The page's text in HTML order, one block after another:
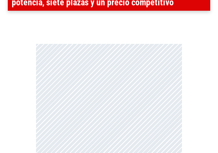
potencia, siete plazas y un precio competitivo